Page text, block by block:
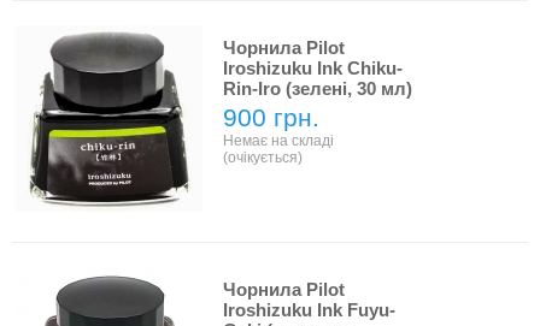
Чорнила Pilot
Iroshizuku Ink Chiku-
Rin-Iro (зелені, 30 мл)
900 грн.
Немає на складі
(очікується)
Чорнила Pilot
Iroshizuku Ink Fuyu-